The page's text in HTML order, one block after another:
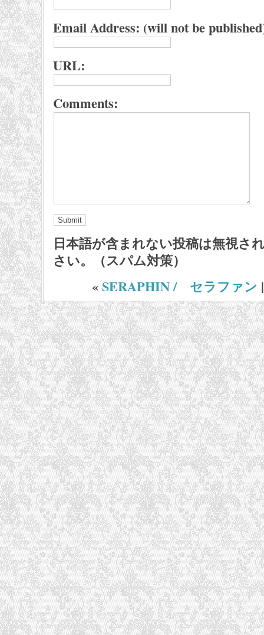
Email Address: (will not be
URL:
Comments:
日本語が含まれない投稿は無視さ
さい。（スパム対策）
«SERAPHIN / セラファン